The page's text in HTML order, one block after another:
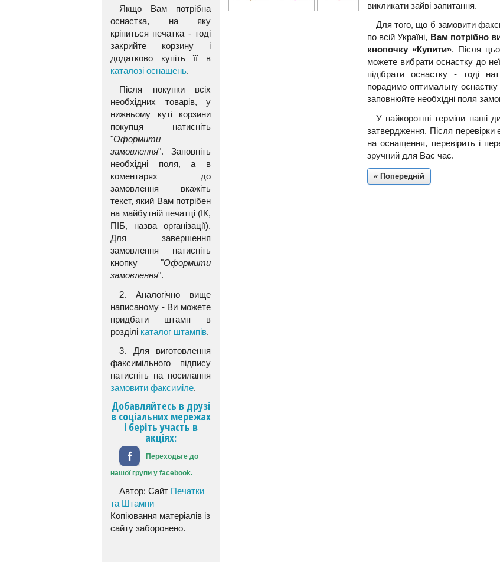
Якщо Вам потрібна
оснастка, на яку
кріпиться печатка - тоді
закрийте корзину і
додатково купіть її в
каталозі оснащень.
Після покупки всіх
необхідних товарів, у
нижньому куті корзини
покупця натисніть
"Оформити
замовлення". Заповніть
необхідні поля, а в
коментарях до
замовлення вкажіть
текст, який Вам потрібен
на майбутній печатці (ІК,
ПІБ, назва організації).
Для завершення
замовлення натисніть
кнопку "Оформити
замовлення".
2. Аналогічно вище
написаному - Ви можете
придбати штамп в
розділі каталог штампів.
3. Для виготовлення
факсимільного підпису
натисніть на посилання
замовити факсиміле.
Добавляйтесь в друзі
в соціальних мережах
і беріть участь в
акціях:
Переходьте до
нашої групи у facebook.
Автор: Сайт Печатки
та Штампи
Копіювання матеріалів із
сайту заборонено.
викликати зайві запитання.
Для того, що б замовити
по всій Україні, Вам потрібно
кнопочку «Купити». Після
можете вибрати оснастку до
підібрати оснастку - тоді
порадимо оптимальну
заповнюйте необхідні поля
У найкоротші терміни наші
затвердження. Після перевірки
на оснащення, перевірить і
зручний для Вас час.
« Попередній